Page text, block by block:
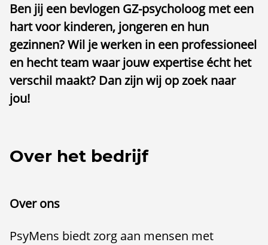
Ben jij een bevlogen GZ-psycholoog met een
hart voor kinderen, jongeren en hun
gezinnen? Wil je werken in een professioneel
en hecht team waar jouw expertise écht het
verschil maakt? Dan zijn wij op zoek naar
jou!
Over het bedrijf
Over ons
PsyMens biedt zorg aan mensen met